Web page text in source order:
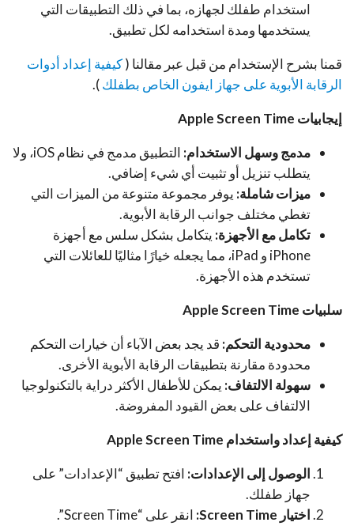
استخدام طفلك لجهازه، بما في ذلك التطبيقات التي
يستخدمها ومدة استخدامه لكل تطبيق.
قمنا بشرح الإستخدام من قبل عبر مقالنا (كيفية إعداد أدوات
الرقابة الأبوية على جهاز ايفون الخاص بطفلك).
إيجابيات Apple Screen Time
مدمج وسهل الاستخدام:
التطبيق مدمج في نظام iOS، ولا
يتطلب تنزيل أو تثبيت أي شيء إضافي.
ميزات شاملة: يوفر مجموعة متنوعة من الميزات التي
تغطي مختلف جوانب الرقابة الأبوية.
تكامل مع الأجهزة: يتكامل بشكل سلس مع أجهزة
iPhone و iPad، مما يجعله خيارًا مثاليًا للعائلات التي
تستخدم هذه الأجهزة.
سلبيات Apple Screen Time
محدودية التحكم: قد يجد بعض الآباء أن خيارات التحكم
محدودة مقارنة بتطبيقات الرقابة الأبوية الأخرى.
سهولة الالتفاف: يمكن للأطفال الأكثر دراية بالتكنولوجيا
الالتفاف على بعض القيود المفروضة.
كيفية إعداد واستخدام Apple Screen Time
الوصول إلى الإعدادات: افتح تطبيق “الإعدادات” على
جهاز طفلك.
اختيار Screen Time:
انقر على “Screen Time”.